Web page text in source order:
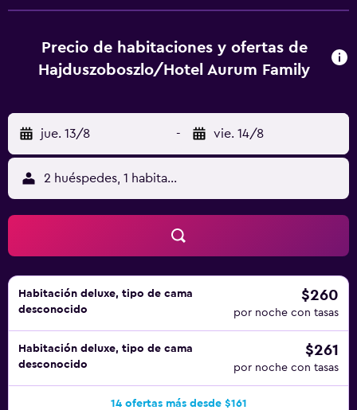
hotel incluyen sauna. Se pueden practicar las actividades
de ocio y esparcimiento que se indican más abajo en las
Precio de habitaciones y ofertas de
Hajduszoboszlo/Hotel Aurum Family
jue. 13/8 - vie. 14/8
2 huéspedes, 1 habitación
Habitación deluxe, tipo de cama
desconocido
$260
por noche con tasas
Habitación deluxe, tipo de cama
desconocido
$261
por noche con tasas
14 ofertas más desde $161